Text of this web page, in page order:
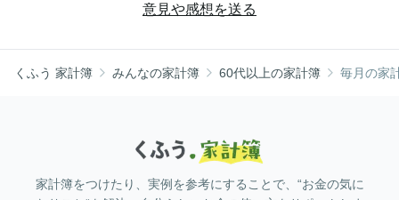
意見や感想を送る
くふう 家計簿 みんなの家計簿 60代以上の家計簿 毎月の家
家計簿をつけたり、実例を参考にすることで、“お金の気に